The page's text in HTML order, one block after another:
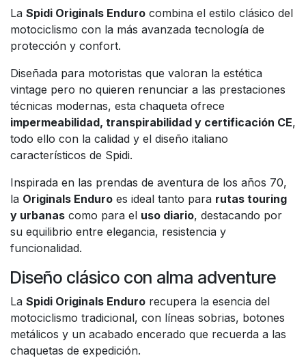
La Spidi Originals Enduro combina el estilo clásico del
motociclismo con la más avanzada tecnología de
protección y confort.
Diseñada para motoristas que valoran la estética
vintage pero no quieren renunciar a las prestaciones
técnicas modernas, esta chaqueta ofrece
impermeabilidad, transpirabilidad y certificación CE,
todo ello con la calidad y el diseño italiano
característicos de Spidi.
Inspirada en las prendas de aventura de los años 70,
la Originals Enduro es ideal tanto para rutas touring
y urbanas como para el uso diario, destacando por
su equilibrio entre elegancia, resistencia y
funcionalidad.
Diseño clásico con alma adventure
La Spidi Originals Enduro recupera la esencia del
motociclismo tradicional, con líneas sobrias, botones
metálicos y un acabado encerado que recuerda a las
chaquetas de expedición.